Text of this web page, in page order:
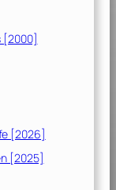
[2000]
[2026]
[2025]